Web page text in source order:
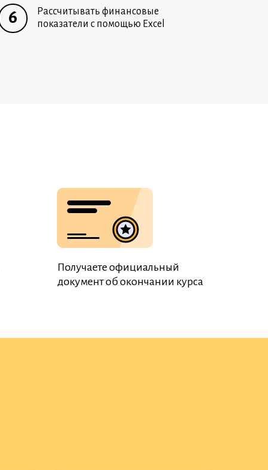
Рассчитывать финансовые
показатели с помощью Excel
6
Получаете официальный
документ об окончании курса